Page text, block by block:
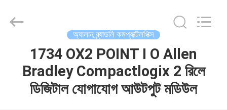
অ্যালান ব্র্যাডলি কমপ্যাক্টলগিক্স
1734 OX2 POINT I O Allen
Bradley Compactlogix 2 রিলে
ডিজিটাল যোগাযোগ আউটপুট মডিউল